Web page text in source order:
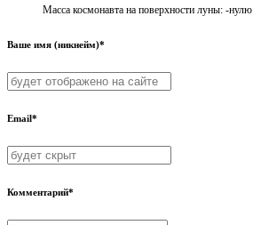
Масса космонавта на поверхности луны: -
Ваше имя (никнейм)*
Email*
Комментарий*